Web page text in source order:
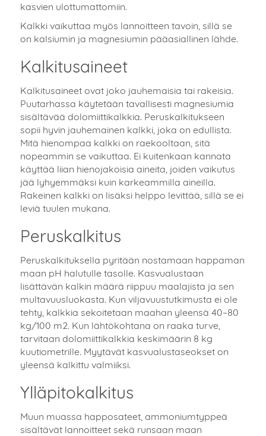
kasvien ulottumattomiin.
Kalkki vaikuttaa myös lannoitteen tavoin, sillä se
on kalsiumin ja magnesiumin pääasiallinen lähde.
Kalkitusaineet
Kalkitusaineet ovat joko jauhemaisia tai rakeisia.
Puutarhassa käytetään tavallisesti magnesiumia
sisältävää dolomiittikalkkia. Peruskalkitukseen
sopii hyvin jauhemainen kalkki, joka on edullista.
Mitä hienompaa kalkki on raekooltaan, sitä
nopeammin se vaikuttaa. Ei kuitenkaan kannata
käyttää liian hienojakoisia aineita, joiden vaikutus
jää lyhyemmäksi kuin karkeammilla aineilla.
Rakeinen kalkki on lisäksi helppo levittää, sillä se ei
leviä tuulen mukana.
Peruskalkitus
Peruskalkituksella pyritään nostamaan happaman
maan pH halutulle tasolle. Kasvualustaan
lisättävän kalkin määrä riippuu maalajista ja sen
multavuusluokasta. Kun viljavuustutkimusta ei ole
tehty, kalkkia sekoitetaan maahan yleensä 40–80
kg/100 m2. Kun lähtökohtana on raaka turve,
tarvitaan dolomiittikalkkia keskimäärin 8 kg
kuutiometrille. Myytävät kasvualustaseokset on
yleensä kalkittu valmiiksi.
Ylläpitokalkitus
Muun muassa happosateet, ammoniumtyppeä
sisältävät lannoitteet sekä runsaan maan